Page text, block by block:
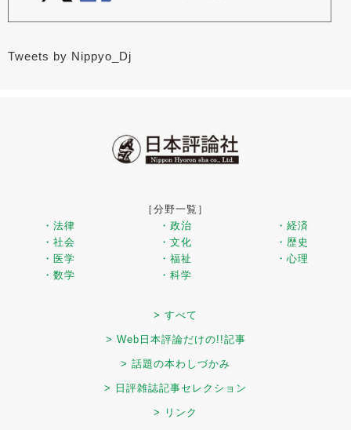
Tweets by Nippyo_Dj
［分野一覧］
・法律
・政治
・経済
・社会
・文化
・歴史
・医学
・福祉
・心理
・数学
・科学
> すべて
> Web日本評論だけの!!記事
> 話題の本わしづかみ
> 日評雑誌記事セレクション
> リンク